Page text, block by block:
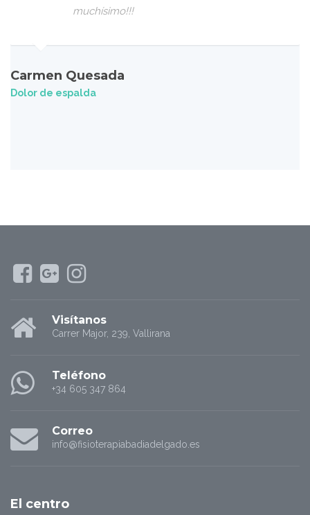
muchísimo!!!
Carmen Quesada
Dolor de espalda
Visítanos
Carrer Major, 239, Vallirana
Teléfono
+34 605 347 864
Correo
info@fisioterapiabadiadelgado.es
El centro